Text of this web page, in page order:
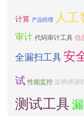
计算 产品经理 人工
审计 代码审计工具 信
全漏扫工具 安
试 性能监控 架构师课
测试工具